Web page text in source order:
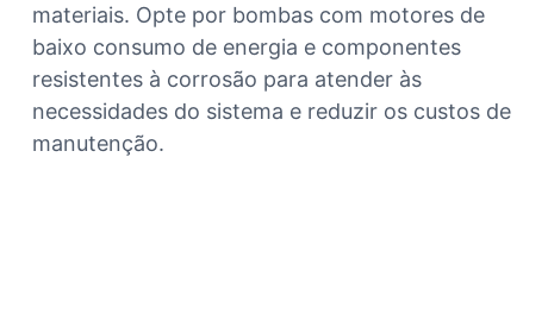
materiais. Opte por bombas com motores de
baixo consumo de energia e componentes
resistentes à corrosão para atender às
necessidades do sistema e reduzir os custos de
manutenção.